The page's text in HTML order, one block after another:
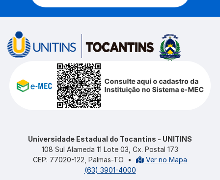
Universidade Estadual do Tocantins - UNITINS
108 Sul Alameda 11 Lote 03, Cx. Postal 173
CEP: 77020-122, Palmas-TO
•
Ver no Mapa
(63) 3901-4000